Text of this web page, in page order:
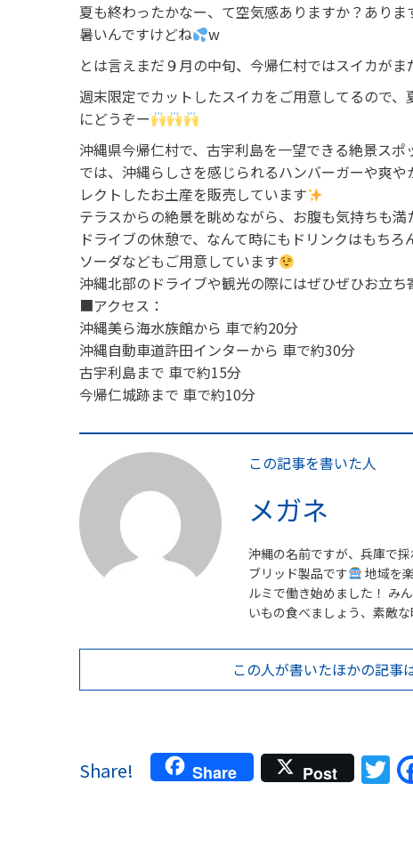
夏も終わったかなー、て空気感ありますか？あり
暑いんですけどね
w
とは言えまだ９月の中旬、今帰仁村ではスイカがま
週末限定でカットしたスイカをご用意してるので
にどうぞー
沖縄県今帰仁村で、古宇利島を一望できる絶景スポ
では、沖縄らしさを感じられるハンバーガーや爽
レクトしたお土産を販売しています
テラスからの絶景を眺めながら、お腹も気持ちも
ドライブの休憩で、なんて時にもドリンクはもち
ソーダなどもご用意しています
沖縄北部のドライブや観光の際にはぜひぜひお立ち
■アクセス：
沖縄美ら海水族館から 車で約20分
沖縄自動車道許田インターから 車で約30分
古宇利島まで 車で約15分
今帰仁城跡まで 車で約10分
この記事を書いた人
メガネ
沖縄の名前ですが、兵庫で
ブリッド製品です
地域を
ルミで働き始めました！ み
いもの食べましょう、素敵
この人が書いたほかの記事
Share! Share Post